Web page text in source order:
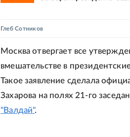
Глеб Сотников
Москва отвергает все
вмешательстве в
Такое заявление сделала
Захарова на полях 21-го
"Валдай".